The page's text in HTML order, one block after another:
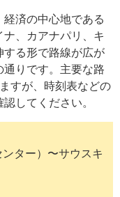
済の中心地である
、カアナパリ、キ
する形で路線が広が
通りです。主要な路
すが、時刻表などの
認してください。
ター）〜サウスキ